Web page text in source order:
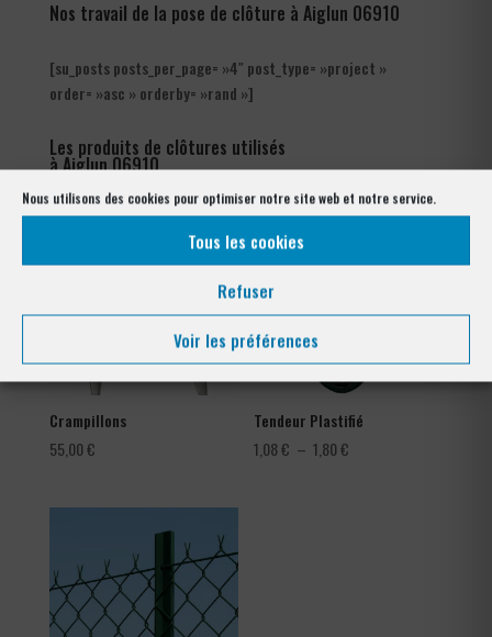
Nous utilisons des cookies pour optimiser notre site web et notre service.
Tous les cookies
Refuser
Voir les préférences
Nos travail de la pose de clôture à Aiglun 06910
[su_posts posts_per_page= »4″ post_type= »project »
order= »asc » orderby= »rand »]
Les produits de clôtures utilisés
à Aiglun 06910
Crampillons
55,00€
Tendeur Plastifié
1,08€ – 1,80€